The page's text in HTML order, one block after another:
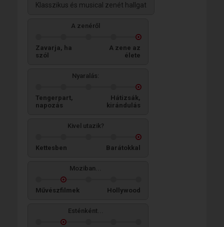
Klasszikus és musical zenét hallgat
A zenéről
Zavarja, ha
szól
A zene az
élete
Nyaralás:
Tengerpart,
napozás
Hátizsák,
kirándulás
Kivel utazik?
Kettesben Barátokkal
Moziban...
Művészfilmek Hollywood
Esténként...